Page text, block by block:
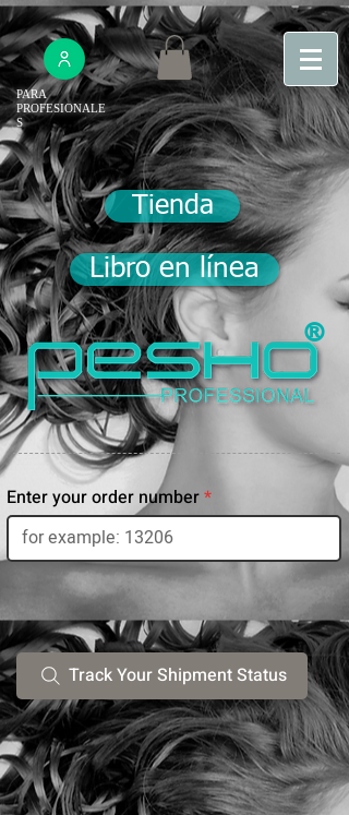
PARA
PROFESIONALE
S
Tienda
Libro en línea
®
Track Your Shipment Status
Enter your order number